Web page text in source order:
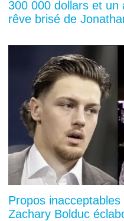
300 000 dollars et un
rêve brisé de
Propos
Zachary Bolduc